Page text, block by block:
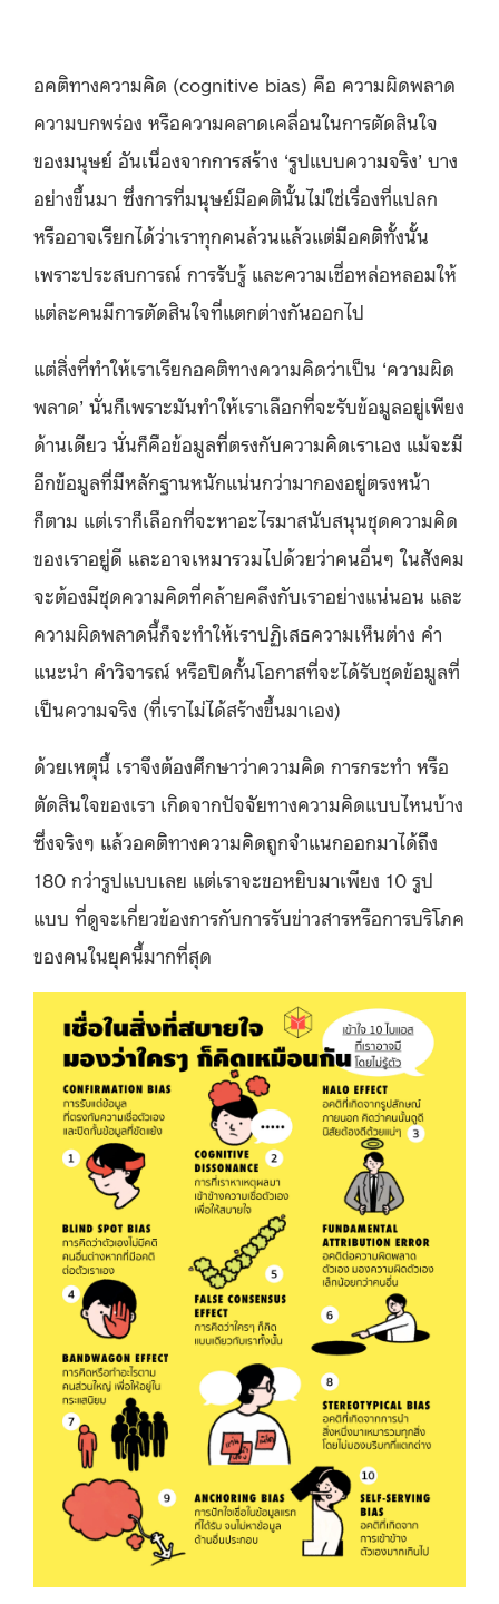
อคติทางความคิด (cognitive bias) คือ ความผิดพลาด
ความบกพร่อง หรือความคลาดเคลื่อนในการตัดสินใจ
ของมนุษย์ อันเนื่องจากการสร้าง ‘รูปแบบความจริง’ บาง
อย่างขึ้นมา ซึ่งการที่มนุษย์มีอคตินั้นไม่ใช่เรื่องที่แปลก
หรืออาจเรียกได้ว่าเราทุกคนล้วนแล้วแต่มีอคติทั้งนั้น
เพราะประสบการณ์ การรับรู้ และความเชื่อหล่อหลอมให้
แต่ละคนมีการตัดสินใจที่แตกต่างกันออกไป
แต่สิ่งที่ทำให้เราเรียกอคติทางความคิดว่าเป็น ‘ความผิด
พลาด’ นั่นก็เพราะมันทำให้เราเลือกที่จะรับข้อมูลอยู่เพียง
ด้านเดียว นั่นก็คือข้อมูลที่ตรงกับความคิดเราเอง แม้จะมี
อีกข้อมูลที่มีหลักฐานหนักแน่นกว่ามากองอยู่ตรงหน้า
ก็ตาม แต่เราก็เลือกที่จะหาอะไรมาสนับสนุนชุดความคิด
ของเราอยู่ดี และอาจเหมารวมไปด้วยว่าคนอื่นๆ ในสังคม
จะต้องมีชุดความคิดที่คล้ายคลึงกับเราอย่างแน่นอน และ
ความผิดพลาดนี้ก็จะทำให้เราปฏิเสธความเห็นต่าง คำ
แนะนำ คำวิจารณ์ หรือปิดกั้นโอกาสที่จะได้รับชุดข้อมูลที่
เป็นความจริง (ที่เราไม่ได้สร้างขึ้นมาเอง)
ด้วยเหตุนี้ เราจึงต้องศึกษาว่าความคิด การกระทำ หรือ
ตัดสินใจของเรา เกิดจากปัจจัยทางความคิดแบบไหนบ้าง
ซึ่งจริงๆ แล้วอคติทางความคิดถูกจำแนกออกมาได้ถึง
180 กว่ารูปแบบเลย แต่เราจะขอหยิบมาเพียง 10 รูป
แบบ ที่ดูจะเกี่ยวข้องการกับการรับข่าวสารหรือการบริโภค
ของคนในยุคนี้มากที่สุด